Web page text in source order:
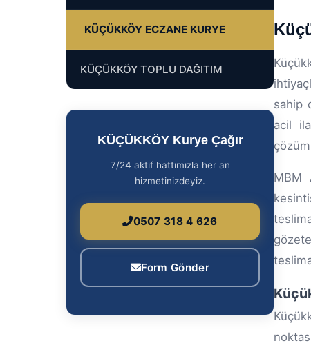
KÜÇÜKKÖY ECZANE KURYE
KÜÇÜKKÖY TOPLU DAĞITIM
KÜÇÜKKÖY Kurye Çağır
7/24 aktif hattımızla her an
hizmetinizdeyiz.
0507 318 4 626
Form Gönder
sahip
acil
MBM